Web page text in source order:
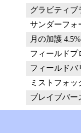
グラビティブ
サンダーフォ
月の加護
フィールドプ
フィールドバ
ミストフォッ
ブレイブバー